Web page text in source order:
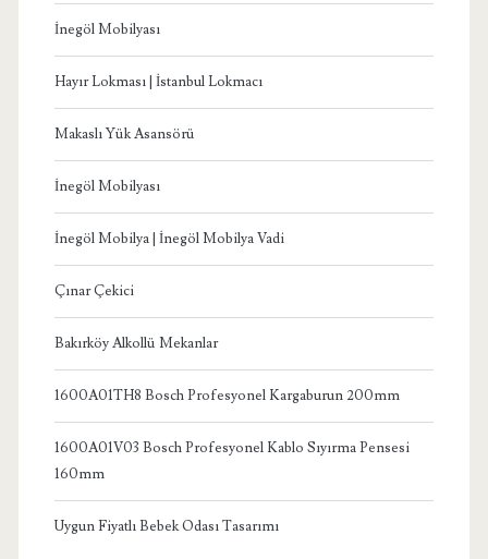
İnegöl Mobilyası
Hayır Lokması | İstanbul Lokmacı
Makaslı Yük Asansörü
İnegöl Mobilyası
İnegöl Mobilya | İnegöl Mobilya Vadi
Çınar Çekici
Bakırköy Alkollü Mekanlar
1600A01TH8 Bosch Profesyonel Kargaburun 200mm
1600A01V03 Bosch Profesyonel Kablo Sıyırma Pensesi
160mm
Uygun Fiyatlı Bebek Odası Tasarımı